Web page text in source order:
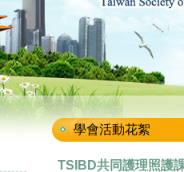
學會活動花絮
TSIBD共同護理照護